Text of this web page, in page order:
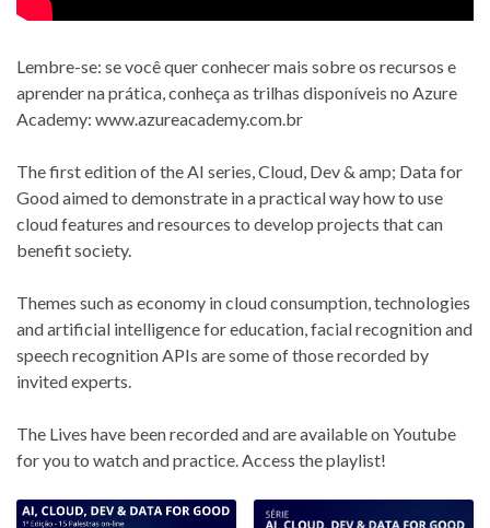
Lembre-se: se você quer conhecer mais sobre os recursos e
aprender na prática, conheça as trilhas disponíveis no Azure
Academy: www.azureacademy.com.br
The first edition of the AI ​​series, Cloud, Dev & amp; Data for
Good aimed to demonstrate in a practical way how to use
cloud features and resources to develop projects that can
benefit society.
Themes such as economy in cloud consumption, technologies
and artificial intelligence for education, facial recognition and
speech recognition APIs are some of those recorded by
invited experts.
The Lives have been recorded and are available on Youtube
for you to watch and practice. Access the playlist!